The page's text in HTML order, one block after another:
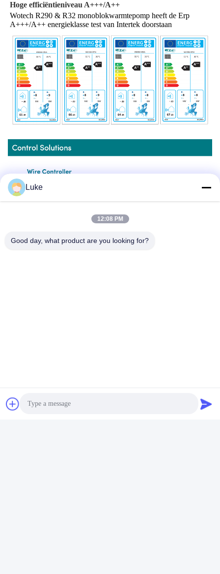
Hoge efficiëntieniveau A+++/A++
Wotech R290 & R32 monoblokwarmtepomp heeft de Erp
A+++/A++ energieklasse test van Intertek doorstaan
Luke
12:08 PM
Good day, what product are you looking for?